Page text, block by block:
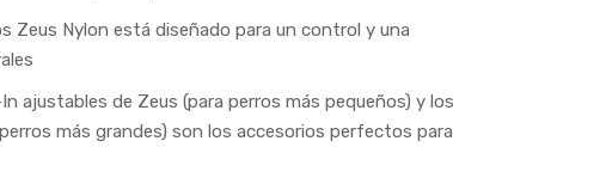
Zeus Nylon está diseñado para un control y una
ajustables de Zeus (para perros más pequeños) y los
más grandes) son los accesorios perfectos para